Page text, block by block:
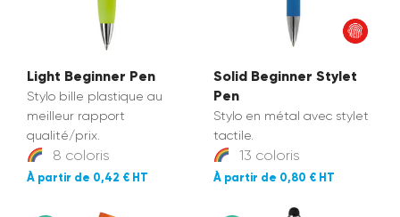
Light Beginner Pen
Stylo bille plastique au
meilleur rapport
qualité/prix.
8 coloris
0,42 €
Solid Beginner Stylet
Pen
Stylo en métal avec stylet
tactile.
13 coloris
0,80 €